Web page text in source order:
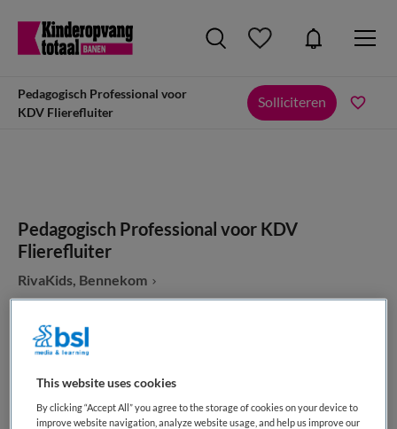
Pedagogisch Professional voor
KDV Flierefluiter
Solliciteren
Pedagogisch Professional voor KDV
Flierefluiter
RivaKids, Bennekom
Kinderopvang Overige beroepen
This website uses cookies
By clicking “Accept All” you agree to the storage of cookies on your device to
improve website navigation, analyze website usage, and help us improve our